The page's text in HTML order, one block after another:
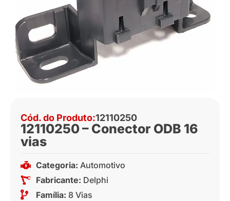
Cód. do Produto:12110250
12110250 – Conector ODB 16
vias
Categoria: Automotivo
Fabricante: Delphi
Família: 8 Vias